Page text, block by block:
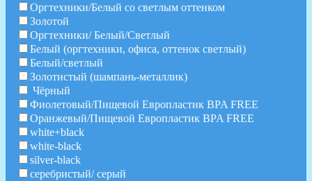
Оргтехники/Белый со светлым оттенком
Золотой
Оргтехники/ Белый/Светлый
Белый (оргтехники, офиса, оттенок светлый)
Белый/светлый
Золотистый (шампань-металлик)
Чёрный
Фиолетовый/Пищевой Европластик BPA FREE
Оранжевый/Пищевой Европластик BPA FREE
white+black
white-black
silver-black
серебристый/ серый